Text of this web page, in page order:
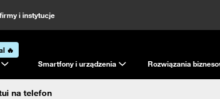
i instytucje
🔥
Smartfony i urządzenia Rozwiązania
na telefon